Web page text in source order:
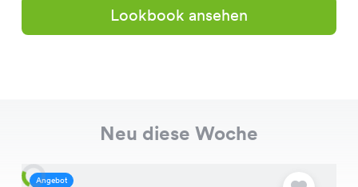
Lookbook ansehen
Neu diese Woche
Angebot